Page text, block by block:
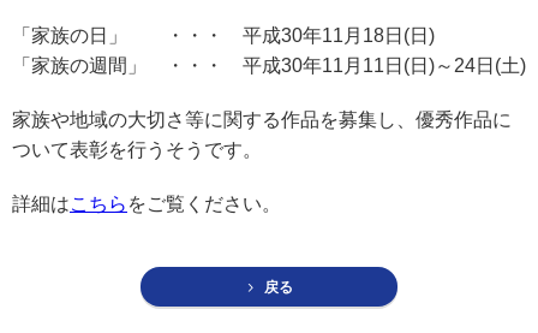
協会案内
事業者の方へ
出版物・物品の販売
eラーニング・教育資料
会報誌・本部活動報告
地域本部のページ
「家族の日」 ・・・ 平成30年11月18日(日)
「家族の週間」 ・・・ 平成30年11月11日(日)～24日(土)
家族や地域の大切さ等に関する作品を募集し、優秀作品に
ついて表彰を行うそうです。
詳細はこちら をご覧ください。
戻る